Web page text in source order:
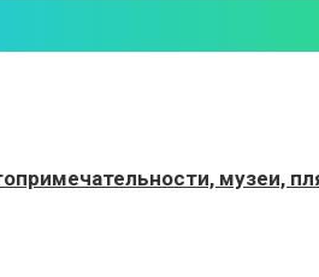
Сердани
музеи,